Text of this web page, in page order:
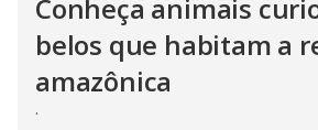
Conheça animais
belos que habitam a
amazônica
.